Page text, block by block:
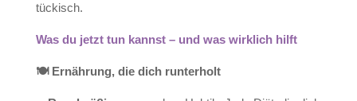
tückisch.
Was du jetzt tun kannst – und was wirklich hilft
🍽Ernährung, die dich runterholt